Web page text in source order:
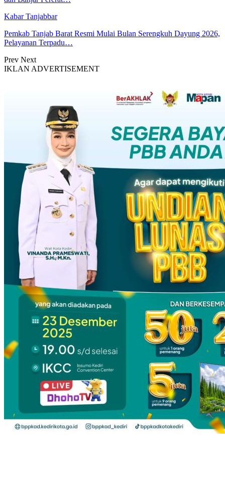
Kabar Tanjabbar
Pemkab Tanjab Barat Resmi Mulai Bulan Serengkuh Dayung 2026,
Pelayanan Terpadu…
Prev Next
IKLAN ADVERTISEMENT